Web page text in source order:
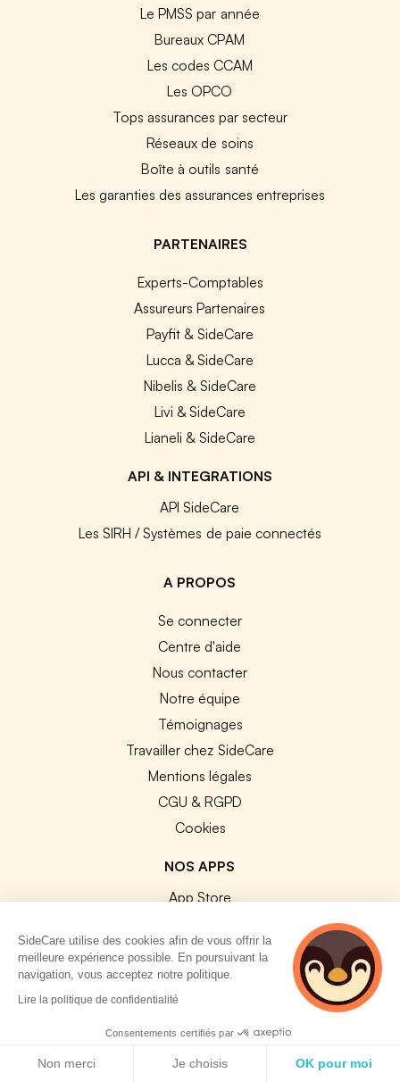
Le PMSS par année
Bureaux CPAM
Les codes CCAM
Les OPCO
Tops assurances par secteur
Réseaux de soins
Boîte à outils santé
Les garanties des assurances entreprises
PARTENAIRES
Experts-Comptables
Assureurs Partenaires
Payfit & SideCare
Lucca & SideCare
Nibelis & SideCare
Livi & SideCare
Lianeli & SideCare
API & INTEGRATIONS
API SideCare
Les SIRH / Systèmes de paie connectés
A PROPOS
Se connecter
Centre d'aide
Nous contacter
Notre équipe
Témoignages
Travailler chez SideCare
Mentions légales
CGU & RGPD
Cookies
NOS APPS
App Store
© 2026 SideCare. Tous droits réservés.
SideCare utilise des cookies afin de vous offrir la
meilleure expérience possible. En poursuivant la
navigation, vous acceptez notre politique.
Lire la politique de confidentialité
Consentements certifiés par
Non merci Je choisis OK pour moi
5 personnes
consultent
actuellement cette